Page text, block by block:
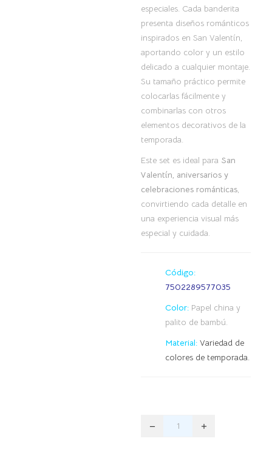
especiales. Cada banderita
presenta diseños románticos
inspirados en San Valentín,
aportando color y un estilo
delicado a cualquier montaje.
Su tamaño práctico permite
colocarlas fácilmente y
combinarlas con otros
elementos decorativos de la
temporada.
Este set es ideal para San
Valentín, aniversarios y
celebraciones románticas,
convirtiendo cada detalle en
una experiencia visual más
especial y cuidada.
Código:
7502289577035
Color: Papel china y
palito de bambú.
Material: Variedad de
colores de temporada.